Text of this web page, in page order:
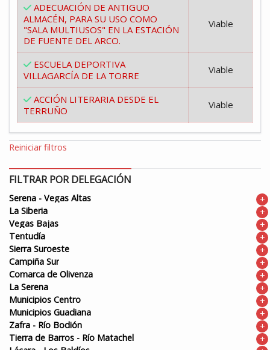
ADECUACIÓN DE ANTIGUO
ALMACÉN, PARA SU USO COMO
"SALA MULTIUSOS" EN LA ESTACIÓN
DE FUENTE DEL ARCO.
Viable
ESCUELA DEPORTIVA
VILLAGARCÍA DE LA TORRE
Viable
ACCIÓN LITERARIA DESDE EL
TERRUÑO
Viable
Reiniciar filtros
FILTRAR POR DELEGACIÓN